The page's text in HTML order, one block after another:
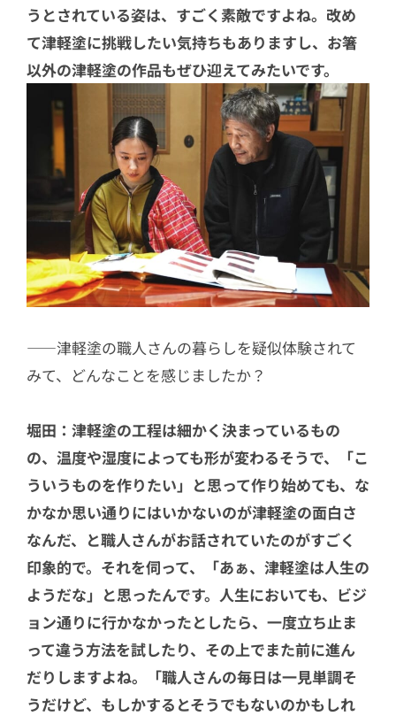
うとされている姿は、すごく素敵ですよね。改め
て津軽塗に挑戦したい気持ちもありますし、お箸
以外の津軽塗の作品もぜひ迎えてみたいです。
――津軽塗の職人さんの暮らしを疑似体験されて
みて、どんなことを感じましたか？
堀田：津軽塗の工程は細かく決まっているもの
の、温度や湿度によっても形が変わるそうで、「こ
ういうものを作りたい」と思って作り始めても、な
かなか思い通りにはいかないのが津軽塗の面白さ
なんだ、と職人さんがお話されていたのがすごく
印象的で。それを伺って、「あぁ、津軽塗は人生の
ようだな」と思ったんです。人生においても、ビジ
ョン通りに行かなかったとしたら、一度立ち止ま
って違う方法を試したり、その上でまた前に進ん
だりしますよね。「職人さんの毎日は一見単調そ
うだけど、もしかするとそうでもないのかもしれ